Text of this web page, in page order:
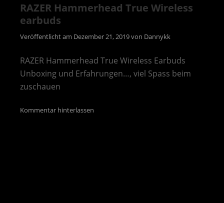
RAZER Hammerhead True Wireless
earbuds
Veröffentlicht am Dezember 21, 2019von Dannykk
RAZER Hammerhead True Wireless Earbuds
Unboxing und Erfahrungen…, viel Spass beim
zuschauen
Kommentar hinterlassen